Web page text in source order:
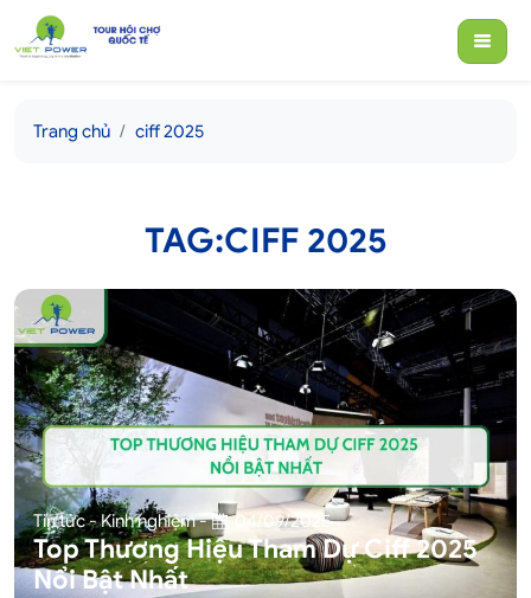
Trang chủ ciff 2025
TAG:CIFF 2025
Tin tức - Kinh nghiệm- 04/09/2025
Top Thương Hiệu Tham Dự Ciff 2025
Nổi Bật Nhất